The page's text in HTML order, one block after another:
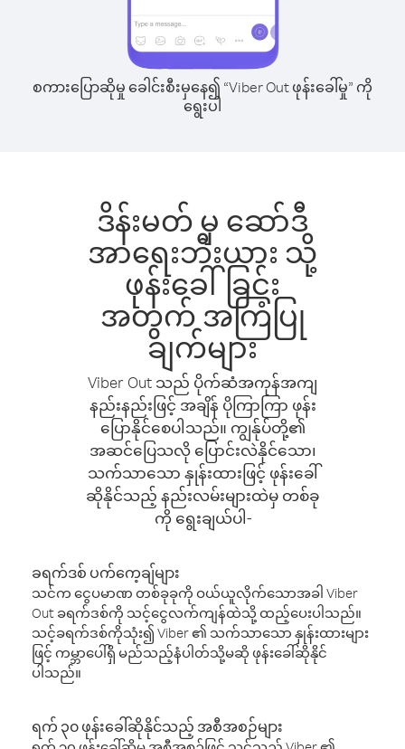
စကားပြောဆိုမှု ခေါင်းစီးမှနေ၍ “Viber Out ဖုန်းခေါ်မှု” ကို
ရွေးပါ
ဒိန်းမတ် မှ ဆော်ဒီ
အာရေးဘီးယား သို့
ဖုန်းခေါ်ခြင်း
အတွက် အကြံပြု
ချက်များ
Viber Out သည် ပိုက်ဆံအကုန်အကျ
နည်းနည်းဖြင့် အချိန် ပိုကြာကြာ ဖုန်း
ပြောနိုင်စေပါသည်။ ကျွန်ုပ်တို့၏
အဆင်ပြေသလို ပြောင်းလဲနိုင်သော၊
သက်သာသော နှုန်းထားဖြင့် ဖုန်းခေါ်
ဆိုနိုင်သည့် နည်းလမ်းများထဲမှ တစ်ခု
ကို ရွေးချယ်ပါ-
ခရက်ဒစ် ပက်ကေ့ချ်များ
သင်က ငွေပမာဏ တစ်ခုခုကို ဝယ်ယူလိုက်သောအခါ Viber
Out ခရက်ဒစ်ကို သင့်ငွေလက်ကျန်ထဲသို့ ထည့်ပေးပါသည်။
သင့်ခရက်ဒစ်ကိုသုံး၍ Viber ၏ သက်သာသော နှုန်းထားများ
ဖြင့် ကမ္ဘာပေါ်ရှိ မည်သည့်နံပါတ်သို့မဆို ဖုန်းခေါ်ဆိုနိုင်
ပါသည်။
ရက် ၃၀ ဖုန်းခေါ်ဆိုနိုင်သည့် အစီအစဉ်များ